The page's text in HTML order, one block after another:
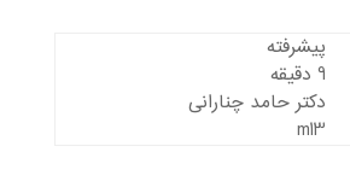
پیشرفته
9 دقیقه
دکتر حامد چنارانی
m13